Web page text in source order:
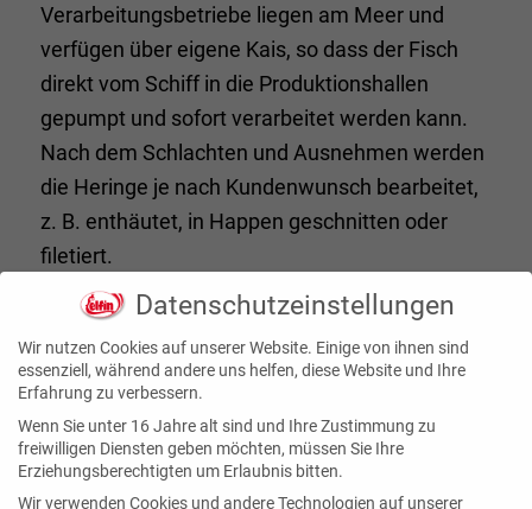
Verarbeitungsbetriebe liegen am Meer und
verfügen über eigene Kais, so dass der Fisch
direkt vom Schiff in die Produktionshallen
gepumpt und sofort verarbeitet werden kann.
Nach dem Schlachten und Ausnehmen werden
die Heringe je nach Kundenwunsch bearbeitet,
z. B. enthäutet, in Happen geschnitten oder
filetiert.
Datenschutzeinstellungen
Wir nutzen Cookies auf unserer Website. Einige von ihnen sind
essenziell, während andere uns helfen, diese Website und Ihre
Erfahrung zu verbessern.
Wenn Sie unter 16 Jahre alt sind und Ihre Zustimmung zu
freiwilligen Diensten geben möchten, müssen Sie Ihre
Erziehungsberechtigten um Erlaubnis bitten.
Wir verwenden Cookies und andere Technologien auf unserer